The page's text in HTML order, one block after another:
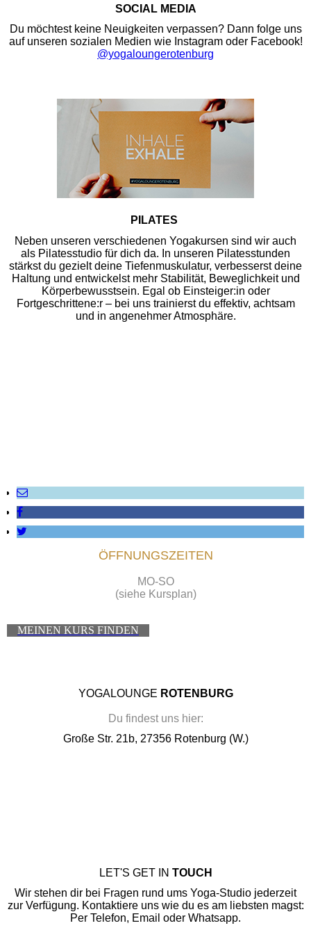
SOCIAL MEDIA
Du möchtest keine Neuigkeiten verpassen? Dann folge uns
auf unseren sozialen Medien wie Instagram oder Facebook!
@yogaloungerotenburg
PILATES
Neben unseren verschiedenen Yogakursen sind wir auch
als Pilatesstudio für dich da. In unseren Pilatesstunden
stärkst du gezielt deine Tiefenmuskulatur, verbesserst deine
Haltung und entwickelst mehr Stabilität, Beweglichkeit und
Körperbewusstsein. Egal ob Einsteiger:in oder
Fortgeschrittene:r – bei uns trainierst du effektiv, achtsam
und in angenehmer Atmosphäre.
ÖFFNUNGSZEITEN
MO-SO
(siehe Kursplan)
MEINEN KURS FINDEN
YOGALOUNGE ROTENBURG
Du findest uns hier:
Große Str. 21b, 27356 Rotenburg (W.)
LET'S GET IN TOUCH
Wir stehen dir bei Fragen rund ums Yoga-Studio jederzeit
zur Verfügung. Kontaktiere uns wie du es am liebsten magst:
Per Telefon, Email oder Whatsapp.